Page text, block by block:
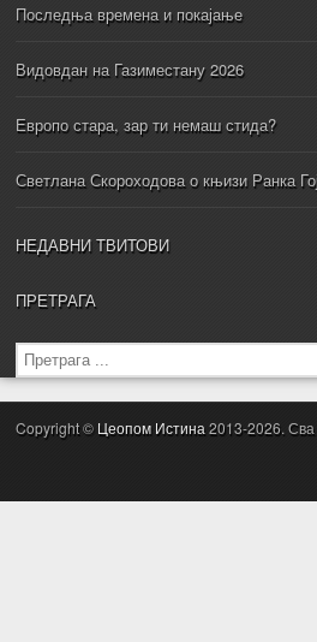
Последња времена и покајање
Видовдан на Газиместану 2026
Европо стара, зар ти немаш стида?
Светлана Скороходова о књизи Ранка
НЕДАВНИ ТВИТОВИ
ПРЕТРАГА
Copyright © Цеопом Истина2013-2026.